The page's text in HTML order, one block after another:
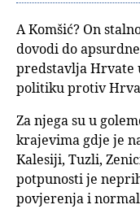
A Komšić? On
dovodi do
predstavlja Hrvate
politiku protiv
Za njega su u
krajevima gdje je
Kalesiji, Tuzli,
potpunosti je
povjerenja i